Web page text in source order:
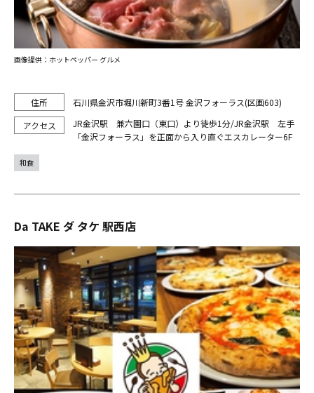
石川県金沢市堀川新町3番1号 金沢フォーラス(区画603)
JR金沢駅 兼六園口（東口）より徒歩1分/JR金沢駅 左手
「金沢フォーラス」を正面から入り直ぐエスカレーター6F
画像提供：ホットペッパー グルメ
和食
Da TAKE ダ タケ 駅西店